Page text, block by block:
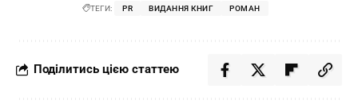
ТЕГИ: PR ВИДАННЯ КНИГ РОМАН
Поділитись цією статтею